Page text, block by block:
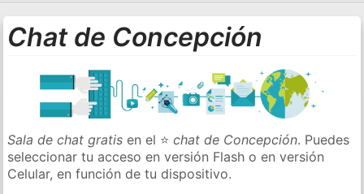
Chat de Concepción
Sala de chat gratis en el ⭐chat de Concepción. Puedes
seleccionar tu acceso en versión Flash o en versión
Celular, en función de tu dispositivo.